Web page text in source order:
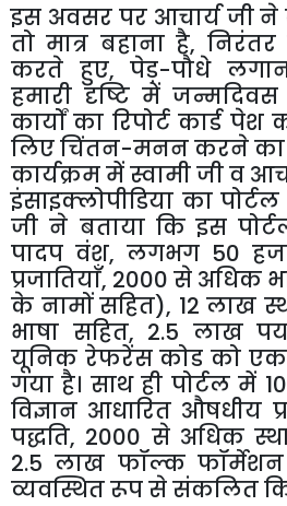
इस अवसर पर आचार्य जी
तो मात्र बहाना है, निरंतर
करते हुए, पेड़-पौधे
हमारी दृष्टि में
कार्यों का रिपोर्ट कार्ड
लिए चिंतन-मनन करने का
कार्यक्रम में स्वामी जी व
इंसाइक्लोपीडिया का
जी ने बताया कि इस
पादप वंश, लगभग 50
प्रजातियाँ, 2000 से अधिक
के नामों सहित), 12 लाख
भाषा सहित, 2.5 लाख
यूनिक रेफरेंस कोड को एक
गया है। साथ ही पोर्टल में
विज्ञान आधारित औषधीय
पद्धति, 2000 से अधिक
2.5 लाख फॉल्क
व्यवस्थित रूप से संकलित